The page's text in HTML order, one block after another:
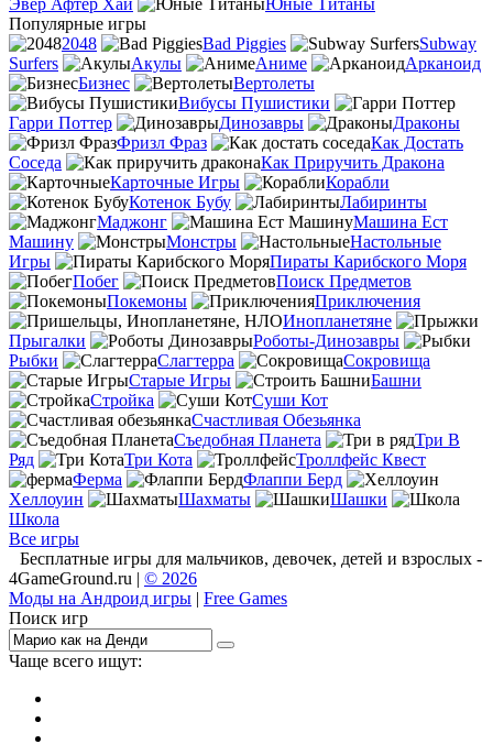
Популярные игры
2048
Bad Piggies
Subway
Surfers
Акулы Аниме
Арканоид
Бизнес
Вертолеты
Вибусы Пушистики
Гарри Поттер
Динозавры
Драконы
Фризл Фраз
Как Достать
Соседа
Как Приручить Дракона
Карточные Игры
Корабли
Котенок Бубу
Лабиринты
Маджонг
Машина Ест
Машину
Монстры
Настольные
Игры
Пираты Карибского Моря
Побег
Поиск Предметов
Покемоны
Приключения
Инопланетяне
Прыгалки
Роботы-Динозавры
Рыбки
Слагтерра
Сокровища
Старые Игры
Башни
Стройка
Суши Кот
Счастливая Обезьянка
Съедобная Планета
Три В
Ряд
Три Кота
Троллфейс Квест
Ферма
Флаппи Берд
Хеллоуин
Шахматы
Шашки
Школа
Все игры
Бесплатные игры для мальчиков, девочек, детей и взрослых -
4GameGround.ru | © 2026
Моды на Андроид игры | Free Games
Поиск игр
Чаще всего ищут: